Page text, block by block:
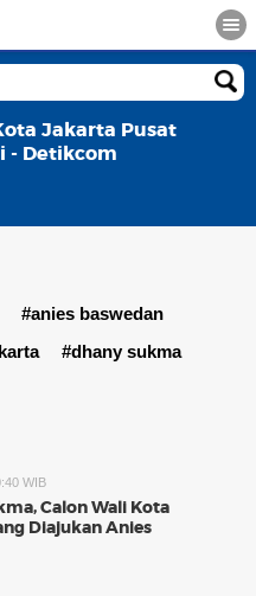
Jakarta Pusat
- Detikcom
#anies baswedan
#dhany sukma
WIB
Calon Wali Kota
Diajukan Anies